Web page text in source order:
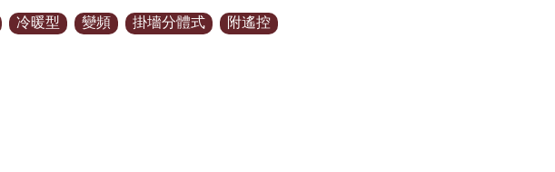
冷暖型 變頻 掛墻分體式 附遙控